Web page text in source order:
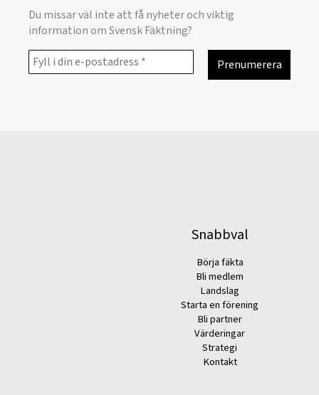
Du missar väl inte att få nyheter och viktig
information om Svensk Fäktning?
Snabbval
Börja fäkta
Bli medlem
Landslag
Starta en förening
Bli partner
Värderingar
Strategi
Kontakt